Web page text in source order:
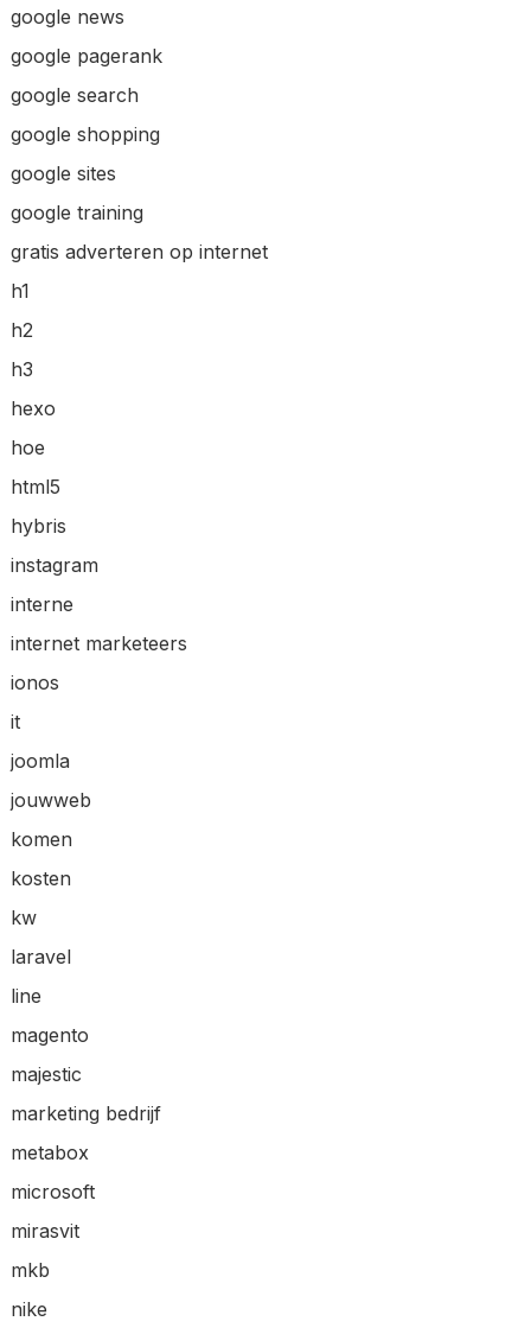
google news
google pagerank
google search
google shopping
google sites
google training
gratis adverteren op internet
h1
h2
h3
hexo
hoe
html5
hybris
instagram
interne
internet marketeers
ionos
it
joomla
jouwweb
komen
kosten
kw
laravel
line
magento
majestic
marketing bedrijf
metabox
microsoft
mirasvit
mkb
nike